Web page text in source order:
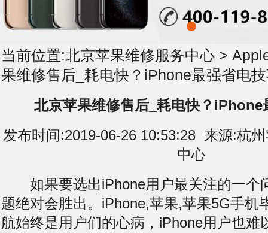
当前位置:北京苹果维修服务中心 >
果维修售后_耗电快？iPhone最强省电
北京苹果维修售后_耗电快？iPhone
发布时间:2019-06-26 10:53:28 来源:杭
中心
如果要选出iPhone用户最关注的一个
题绝对会胜出。iPhone,苹果,苹果5G手机
航始终是用户们的心病，iPhone用户也难